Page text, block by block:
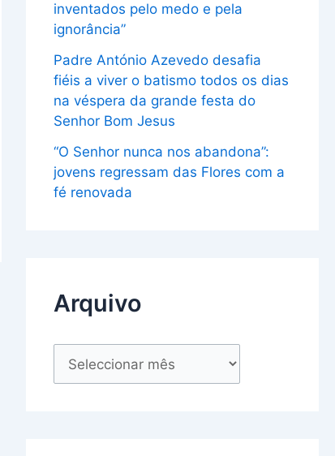
inventados pelo medo e pela
ignorância”
Padre António Azevedo desafia
fiéis a viver o batismo todos os dias
na véspera da grande festa do
Senhor Bom Jesus
“O Senhor nunca nos abandona”:
jovens regressam das Flores com a
fé renovada
Arquivo